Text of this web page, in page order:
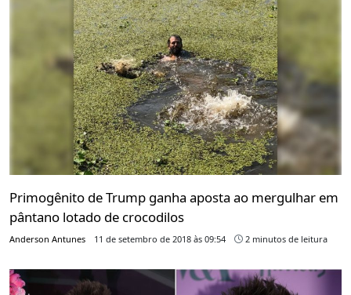
Primogênito de Trump ganha aposta ao mergulhar em
pântano lotado de crocodilos
Anderson Antunes 11 de setembro de 2018 às 09:54 2 minutos de leitura